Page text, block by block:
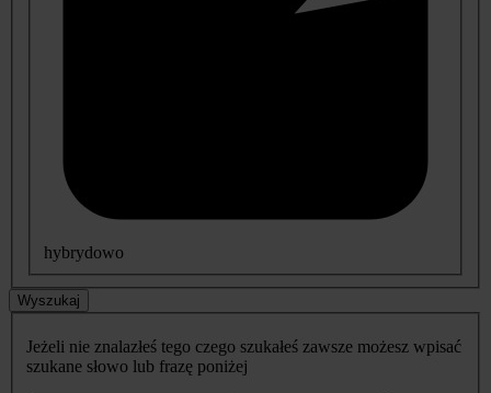
hybrydowo
Wyszukaj
Jeżeli nie znalazłeś tego czego szukałeś zawsze możesz wpisać
szukane słowo lub frazę poniżej